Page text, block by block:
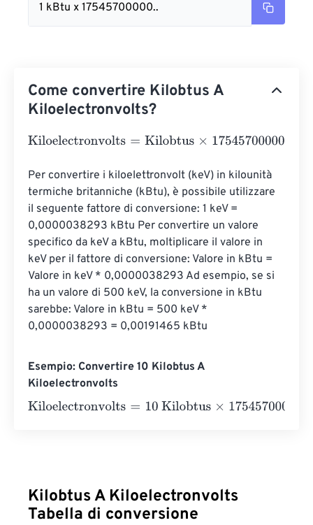
1 kBtu x 17545700000..
Come convertire Kilobtus A
Kiloelectronvolts?
Kiloelectronvolts=Kilobtus×1754570000000000
Per convertire i kiloelettronvolt (keV) in kilounità
termiche britanniche (kBtu), è possibile utilizzare
il seguente fattore di conversione: 1 keV =
0,0000038293 kBtu Per convertire un valore
specifico da keV a kBtu, moltiplicare il valore in
keV per il fattore di conversione: Valore in kBtu =
Valore in keV * 0,0000038293 Ad esempio, se si
ha un valore di 500 keV, la conversione in kBtu
sarebbe: Valore in kBtu = 500 keV *
0,0000038293 = 0,00191465 kBtu
Esempio: Convertire 10 Kilobtus A
Kiloelectronvolts
Kiloelectronvolts=10 Kilobtus×1754570000000000
Kilobtus A Kiloelectronvolts
Tabella di conversione